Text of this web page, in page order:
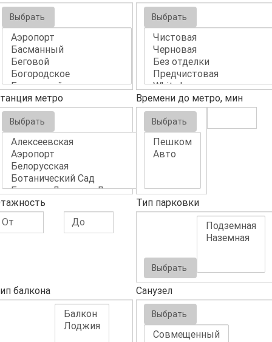
Выбрать Выбрать
метро
Выбрать
Времени до метро, мин
Выбрать
Тип парковки
Выбрать
балкона Санузел
Выбрать